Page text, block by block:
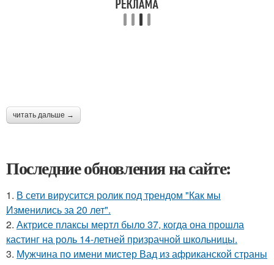
читать дальше →
Последние обновления на сайте:
1. В сети вирусится ролик под трендом "Как мы
Изменились за 20 лет".
2. Актрисе плаксы мертл было 37, когда она прошла
кастинг на роль 14-летней призрачной школьницы.
3. Мужчина по имени мистер Вад из африканской страны